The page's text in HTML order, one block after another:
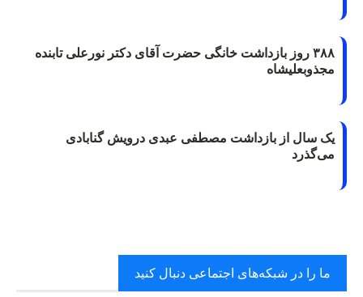
۳۸۸ روز بازداشت خانگی حضرت آقای دکتر نورعلی تابنده
مجذوبعلیشاه
یک سال از بازداشت مصطفی عبدی درویش گنابادی
می‌گذرد
ما را در شبکه‌های اجتماعی دنبال کنید